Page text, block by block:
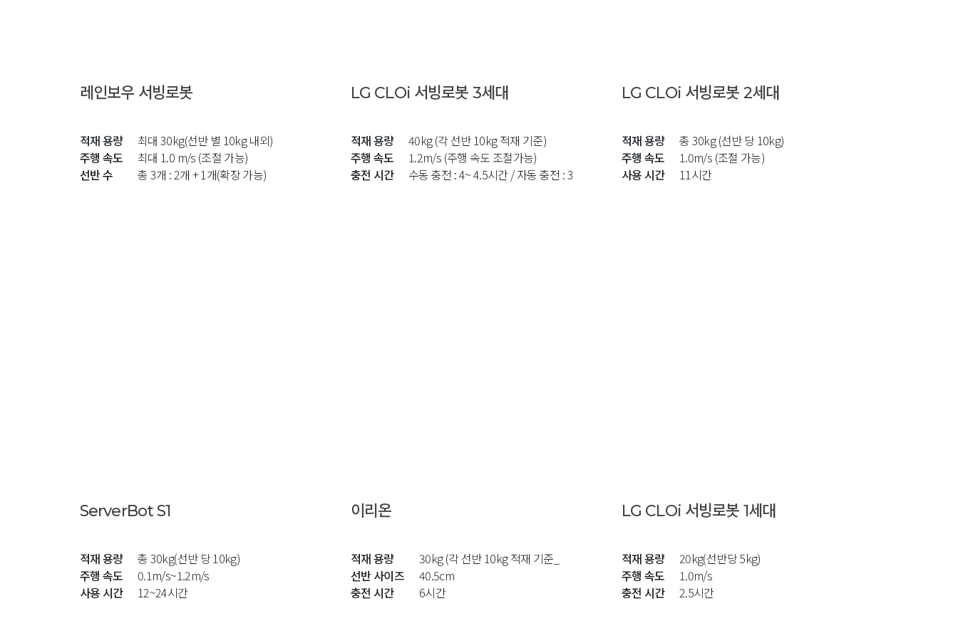
레인보우 서빙로봇
적재 용량
최대 30kg(선반 별 10kg 내외)
주행 속도
최대 1.0 m/s (조절 가능)
선반 수
총 3개 : 2개 + 1개(확장 가능)
LG CLOi 서빙로봇 3세대
적재 용량
40kg (각 선반 10kg 적재 기준)
주행 속도
1.2m/s (주행 속도 조절가능)
충전 시간
수동 충전 : 4~ 4.5시간 / 자동 충전 : 3~3.5시간 (충전대 옵션)
LG CLOi 서빙로봇 2세대
적재 용량
총 30kg (선반 당 10kg)
주행 속도
1.0m/s (조절 가능)
사용 시간
11시간
ServerBot S1
적재 용량
총 30kg(선반 당 10kg)
주행 속도
0.1m/s~1.2m/s
사용 시간
12~24시간
이리온
적재 용량
30kg (각 선반 10kg 적재 기준_
선반 사이즈
40.5cm
충전 시간
6시간
LG CLOi 서빙로봇 1세대
적재 용량
20kg(선반당 5kg)
주행 속도
1.0m/s
충전 시간
2.5시간